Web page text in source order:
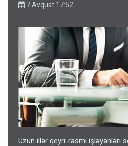
7 Avqust 17:52
Uzun illər qeyri-rəsmi işləyənləri